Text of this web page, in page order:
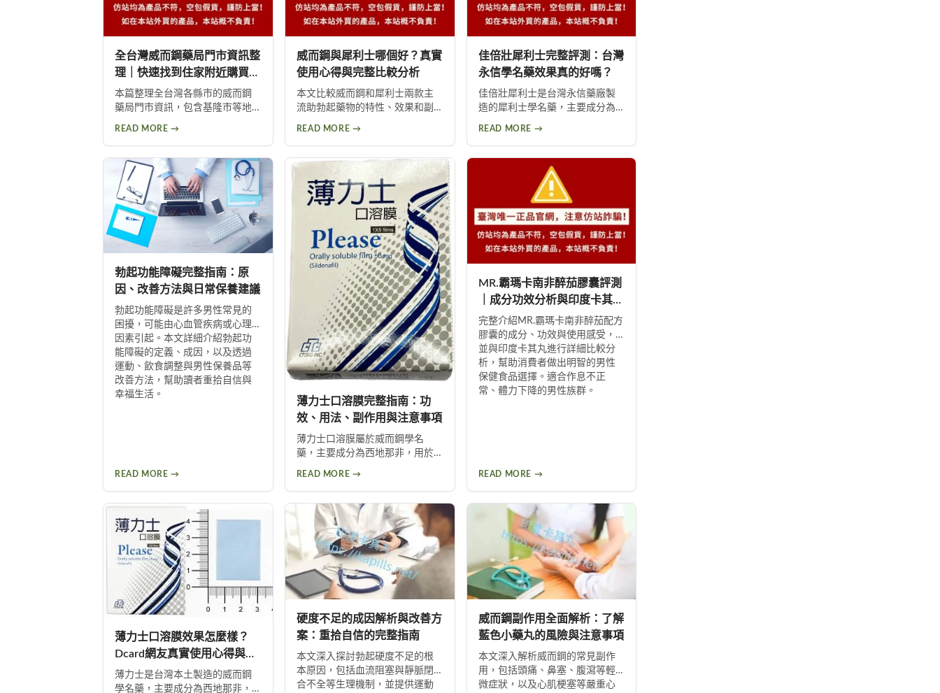
全台灣威而鋼藥局門市資訊整
理｜快速找到住家附近購買地
點
本篇整理全台灣各縣市的威而鋼
藥局門市資訊，包含基隆市等地
购买渠道，选购正品威而钢，享
受安心用药保障。立即浏览各地
药房资讯，轻松购买有保障。
READ MORE →
威而鋼與犀利士哪個好？真實
使用心得與完整比較分析
本文比較威而鋼和犀利士兩款主
流助勃起藥物的特性、效果和副
藥。涵蓋威而鋼短效快攻、犀利
士長效保養的適用情境，以及每
日服用犀利士5mg的保養建議，協
助您做出最佳判斷。
READ MORE →
佳倍壯犀利士完整評測：台灣
永信學名藥效果真的好嗎？
佳倍壯犀利士是台灣永信藥廠製
造的犀利士學名藥，主要成分為
時又稱「假日丸」，提供5mg與
20mg兩種劑量選擇。本文深入解
析佳倍壯犀利士的作用原理、最
新價格、使用心得及正確購買方
式，幫助男性找到適合的壯陽選
擇。
READ MORE →
勃起功能障礙完整指南：原
因、改善方法與日常保養建議
勃起功能障礙是許多男性常見的
困擾，可能由心血管疾病或心理
因素引起。本文詳細介紹勃起功
能障礙的定義、成因，以及透過
運動、飲食調整與男性保養品等
改善方法，幫助讀者重拾自信與
幸福生活。
READ MORE →
薄力士口溶膜完整指南：功
效、用法、副作用與注意事項
薄力士口溶膜屬於威而鋼學名
藥，主要成分為西地那非，用於
功效、適應症、用藥劑量、副作
用及注意事項，助你安全用藥。
READ MORE →
MR.霸瑪卡南非醉茄膠囊評測
｜成分功效分析與印度卡其丸
比較
完整介紹MR.霸瑪卡南非醉茄配方
膠囊的成分、功效與使用感受，
並與印度卡其丸進行詳細比較分
析，幫助消費者做出明智的男性
保健食品選擇。適合作息不正
常、體力下降的男性族群。
READ MORE →
薄力士口溶膜效果怎麼樣？
Dcard網友真實使用心得與完
整評測
薄力士是台灣本土製造的威而鋼
學名藥，主要成分為西地那非，
硬度不足的成因解析與改善方
案：重拾自信的完整指南
本文深入探討勃起硬度不足的根
本原因，包括血流阻塞與靜脈閉
合不全等生理機制，並提供運動
威而鋼副作用全面解析：了解
藍色小藥丸的風險與注意事項
本文深入解析威而鋼的常見副作
用，包括頭痛、鼻塞、腹瀉等輕
微症狀，以及心肌梗塞等嚴重心